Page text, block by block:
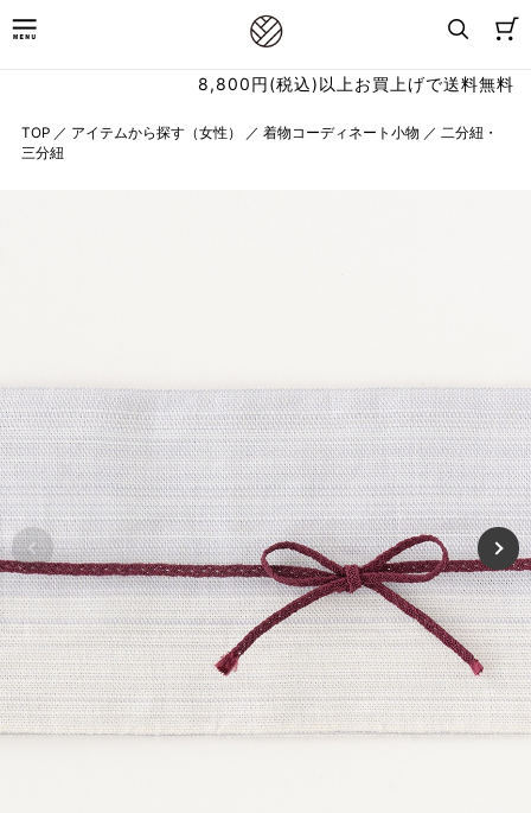
8,800円(税込)以上お買上げで送料無料
TOP ／ アイテムから探す（女性） ／ 着物コーディネート小物 ／ 二分紐・
三分紐